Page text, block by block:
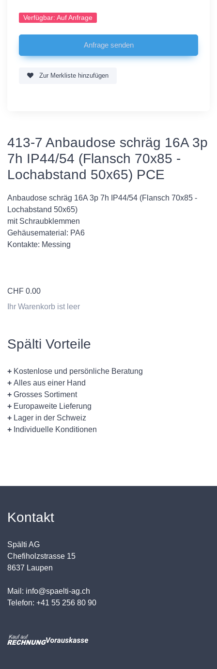
Verfügbar: Auf Anfrage
Zur Merkliste hinzufügen
413-7 Anbaudose schräg 16A 3p
7h IP44/54 (Flansch 70x85 -
Lochabstand 50x65) PCE
Anbaudose schräg 16A 3p 7h IP44/54 (Flansch 70x85 -
Lochabstand 50x65)
mit Schraubklemmen
Gehäusematerial: PA6
Kontakte: Messing
CHF 0.00
Ihr Warenkorb ist leer
Spälti Vorteile
+ Kostenlose und persönliche Beratung
+ Alles aus einer Hand
+ Grosses Sortiment
+ Europaweite Lieferung
+ Lager in der Schweiz
+ Individuelle Konditionen
Kontakt
Spälti AG
Chefiholzstrasse 15
8637 Laupen
Mail: info@spaelti-ag.ch
Telefon: +41 55 256 80 90